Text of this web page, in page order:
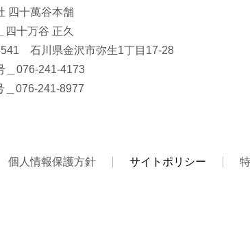
四十萬谷本舗
四十万谷 正久
石川県金沢市弥生1丁目17-28
＿076-241-4173
＿076-241-8977
個人情報保護方針 サイトポリシー